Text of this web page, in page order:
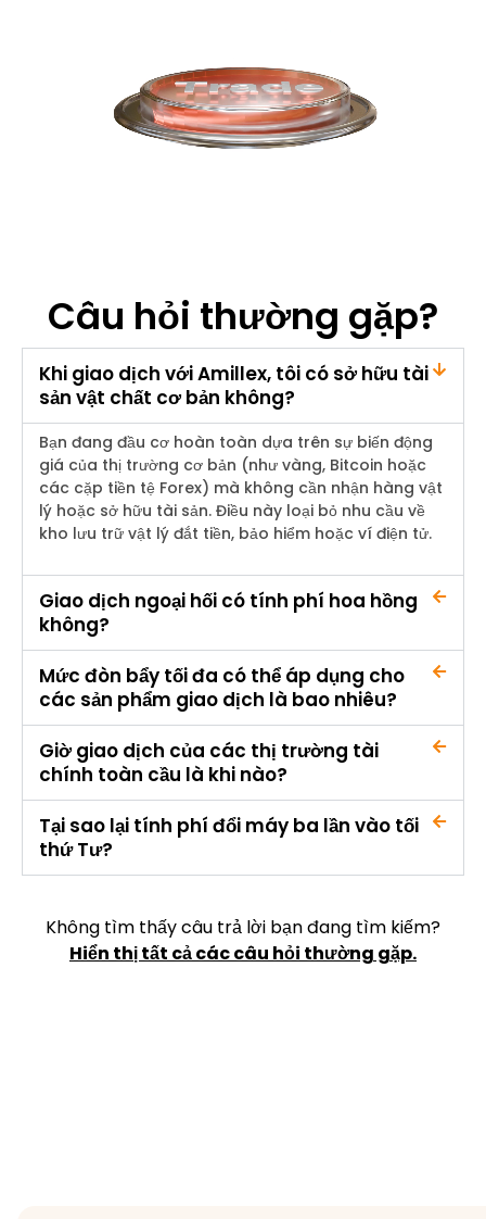
Câu hỏi thường gặp?
Khi giao dịch với Amillex, tôi có sở hữu tài
sản vật chất cơ bản không?
Bạn đang đầu cơ hoàn toàn dựa trên sự biến động
giá của thị trường cơ bản (như vàng, Bitcoin hoặc
các cặp tiền tệ Forex) mà không cần nhận hàng vật
lý hoặc sở hữu tài sản. Điều này loại bỏ nhu cầu về
kho lưu trữ vật lý đắt tiền, bảo hiểm hoặc ví điện tử.
Giao dịch ngoại hối có tính phí hoa hồng
không?
Mức đòn bẩy tối đa có thể áp dụng cho
các sản phẩm giao dịch là bao nhiêu?
Giờ giao dịch của các thị trường tài
chính toàn cầu là khi nào?
Tại sao lại tính phí đổi máy ba lần vào tối
thứ Tư?
Không tìm thấy câu trả lời bạn đang tìm kiếm?
Hiển thị tất cả các câu hỏi thường gặp.